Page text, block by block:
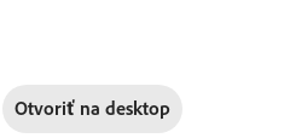
Otvoriť na desktop